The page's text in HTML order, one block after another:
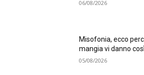
06/08/2026
Misofonia, ecco
mangia vi danno
05/08/2026